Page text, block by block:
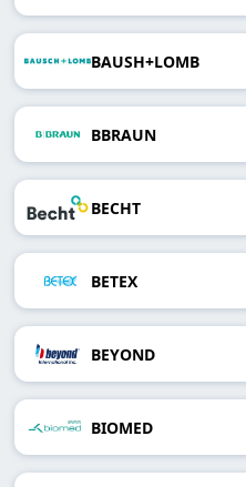
BAUSH+LOMB
BBRAUN
BECHT
BETEX
BEYOND
BIOMED